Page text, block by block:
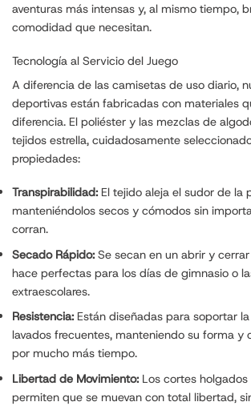
aventuras más intensas y, al mismo tiempo,
comodidad que necesitan.
Tecnología al Servicio del Juego
A diferencia de las camisetas de uso diario,
deportivas están fabricadas con materiales
diferencia. El poliéster y las mezclas de
tejidos estrella, cuidadosamente
propiedades:
Transpirabilidad: El tejido aleja el sudor de la
manteniéndolos secos y cómodos sin
corran.
Secado Rápido: Se secan en un abrir y
hace perfectas para los días de gimnasio o
extraescolares.
Resistencia: Están diseñadas para soportar
lavados frecuentes, manteniendo su forma y
por mucho más tiempo.
Libertad de Movimiento: Los cortes
permiten que se muevan con total libertad,